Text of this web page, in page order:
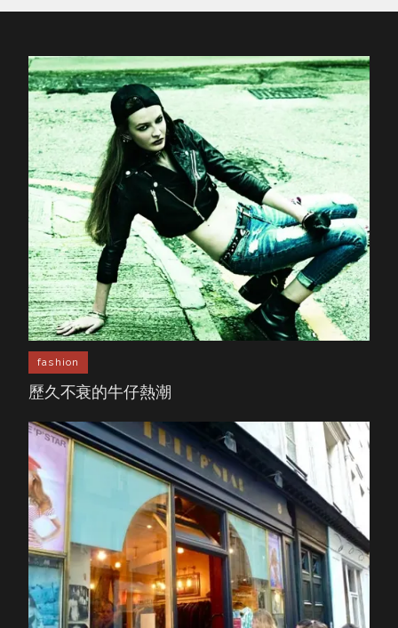
fashion
歷久不衰的牛仔熱潮